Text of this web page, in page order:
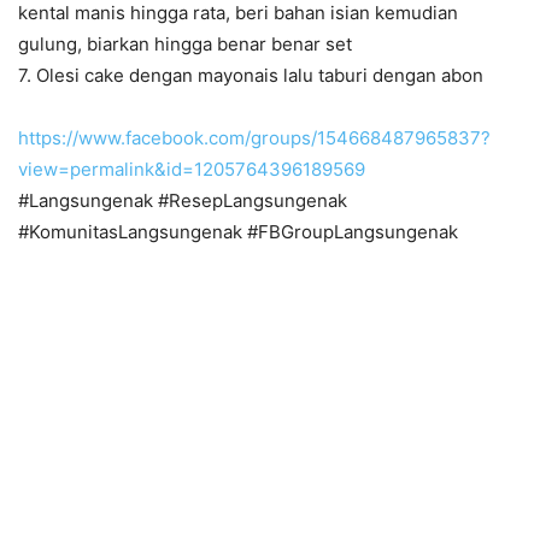
kental manis hingga rata, beri bahan isian kemudian
gulung, biarkan hingga benar benar set
7. Olesi cake dengan mayonais lalu taburi dengan abon
https://www.facebook.com/groups/154668487965837?
view=permalink&id=1205764396189569
#Langsungenak #ResepLangsungenak
#KomunitasLangsungenak #FBGroupLangsungenak